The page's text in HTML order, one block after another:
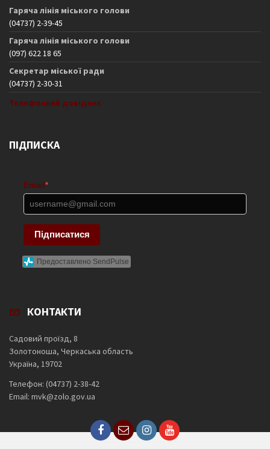
Гаряча лінія міського голови
(04737) 2-39-45
Гаряча лінія міського голови
(097) 622 18 65
Секретар міської ради
(04737) 2-30-31
Телефонний довідник
ПІДПИСКА
Email *
Підписатися
Предоставлено SendPulse
КОНТАКТИ
Садовий проїзд, 8
Золотоноша, Черкаська область
Україна, 19702
Телефон: (04737) 2-38-42
Email: mvk@zolo.gov.ua